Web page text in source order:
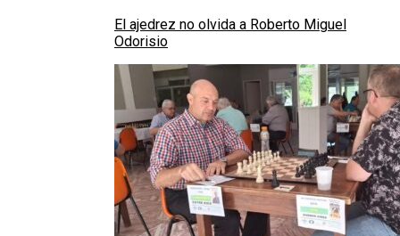
El ajedrez no olvida a Roberto Miguel
Odorisio